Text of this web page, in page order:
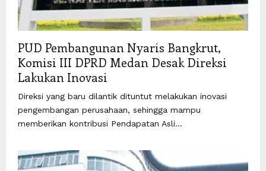
PUD Pembangunan Nyaris Bangkrut,
Komisi III DPRD Medan Desak Direksi
Lakukan Inovasi
Direksi yang baru dilantik dituntut melakukan inovasi
pengembangan perusahaan, sehingga mampu
memberikan kontribusi Pendapatan Asli...